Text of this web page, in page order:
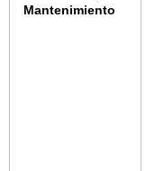
Mantenimiento